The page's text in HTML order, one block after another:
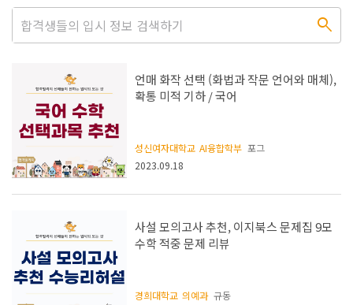
search
언매 화작 선택 (화법과 작문 언어와 매체),
확통 미적 기하 / 국어
성신여자대학교 AI융합학부 포그
2023.09.18
사설 모의고사 추천, 이지북스 문제집 9모
수학 적중 문제 리뷰
경희대학교 의예과 규동